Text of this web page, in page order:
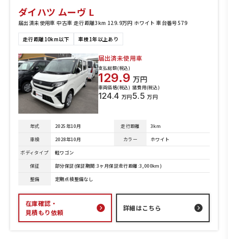
ダイハツ ムーヴ L
届出済未使用車 中古車 走行距離3km 129.9万円 ホワイト 車台番号579
走行距離10km以下 車検1年以上あり
届出済未使用車
支払総額(税込)
129.9 万円
車両価格(税込)
124.4 万円
諸費用(税込)
5.5 万円
年式 2025年10月 走行距離
3km
車検
2028年10月 カラー
ホワイト
ボディタイプ
軽ワゴン
保証
部分保証(保証期間:3ヶ月保証走行距離:3,000km)
整備
定期点検整備なし
在庫確認・
見積もり依頼
詳細はこちら